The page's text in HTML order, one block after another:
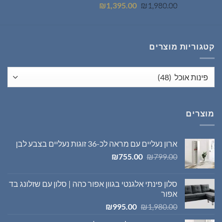
₪ 1,980.00
המחיר
₪1,395.00
המחיר
קטגוריות מוצרים
מוצרים
ארון נעליים עם מראה לכ-36 זוגות נעליים בצבע לבן
₪799.00
המחיר
₪799.00.
₪755.00
המחיר
₪755.00.
סלון פינתי אלגנטי בגוון אפור כהה | סלון עם שזלונג בד
אפור
₪1,980.00
המחיר ₪995.00
המחיר